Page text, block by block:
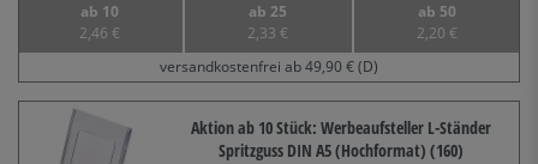
ab 10
2,46 €
ab 25
2,33 €
ab 50
2,20 €
versandkostenfrei ab 49,90 € (D)
Aktion ab 10 Stück: Werbeaufsteller L-Ständer
Spritzguss DIN A5 (Hochformat) (160)